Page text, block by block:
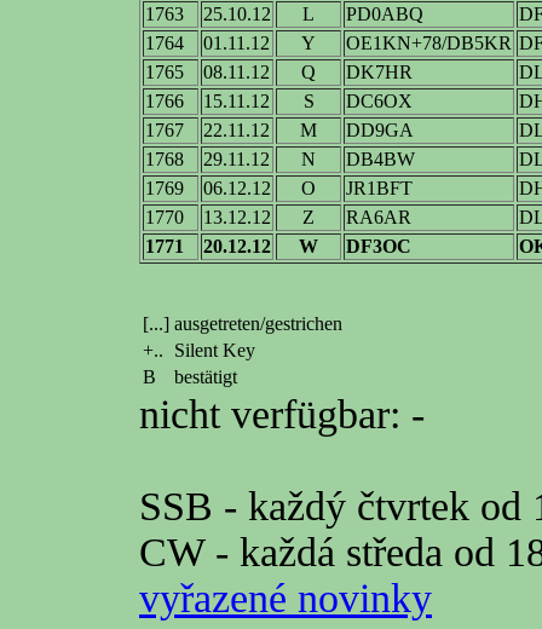
1763
25.10.12 L PD0ABQ
1764
01.11.12 Y OE1KN+78/DB5KR
1765
08.11.12 Q DK7HR
1766
15.11.12 S DC6OX
1767
22.11.12 M DD9GA
1768
29.11.12 N DB4BW
1769
06.12.12 O JR1BFT
1770
13.12.12 Z RA6AR
1771
20.12.12 W DF3OC
[...] ausgetreten/gestrichen
+..
Silent Key
B
bestätigt
nicht verfügbar: -
SSB - každý čtvrtek
CW - každá středa od
vyřazené novinky